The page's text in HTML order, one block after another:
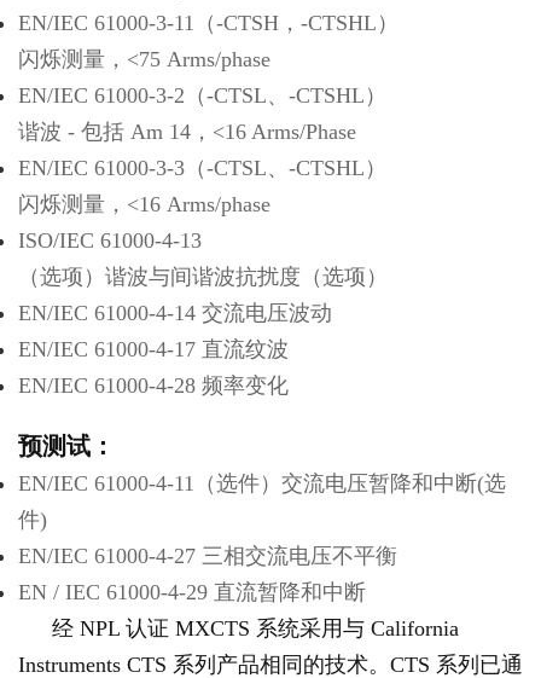
EN/IEC 61000-3-11（-CTSH，-CTSHL）
闪烁测量，<75 Arms/phase
EN/IEC 61000-3-2（-CTSL、-CTSHL）
谐波 - 包括 Am 14，<16 Arms/Phase
EN/IEC 61000-3-3（-CTSL、-CTSHL）
闪烁测量，<16 Arms/phase
ISO/IEC 61000-4-13
（选项）谐波与间谐波抗扰度（选项）
EN/IEC 61000-4-14 交流电压波动
EN/IEC 61000-4-17 直流纹波
EN/IEC 61000-4-28 频率变化
预测试：
EN/IEC 61000-4-11（选件）交流电压暂降和中断(选
件)
EN/IEC 61000-4-27 三相交流电压不平衡
EN / IEC 61000-4-29 直流暂降和中断
经 NPL 认证 MXCTS 系统采用与 California
Instruments CTS 系列产品相同的技术。CTS 系列已通